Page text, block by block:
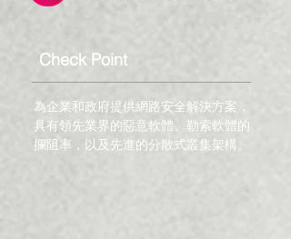
Check Point
為企業和政府提供網路安全解決方案，
具有領先業界的惡意軟體、勒索軟體的
攔阻率，以及先進的分散式叢集架構。